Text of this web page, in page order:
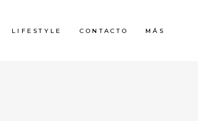
LIFESTYLE CONTACTO MÁS